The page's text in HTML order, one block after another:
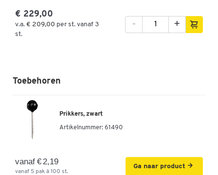
€ 229,00
v.a. € 209,00 per st. vanaf 3
st.
+
-
Toebehoren
Prikkers, zwart
Artikelnummer: 61490
vanaf € 2,19
vanaf 5 pak à 100 st.
Ga naar product